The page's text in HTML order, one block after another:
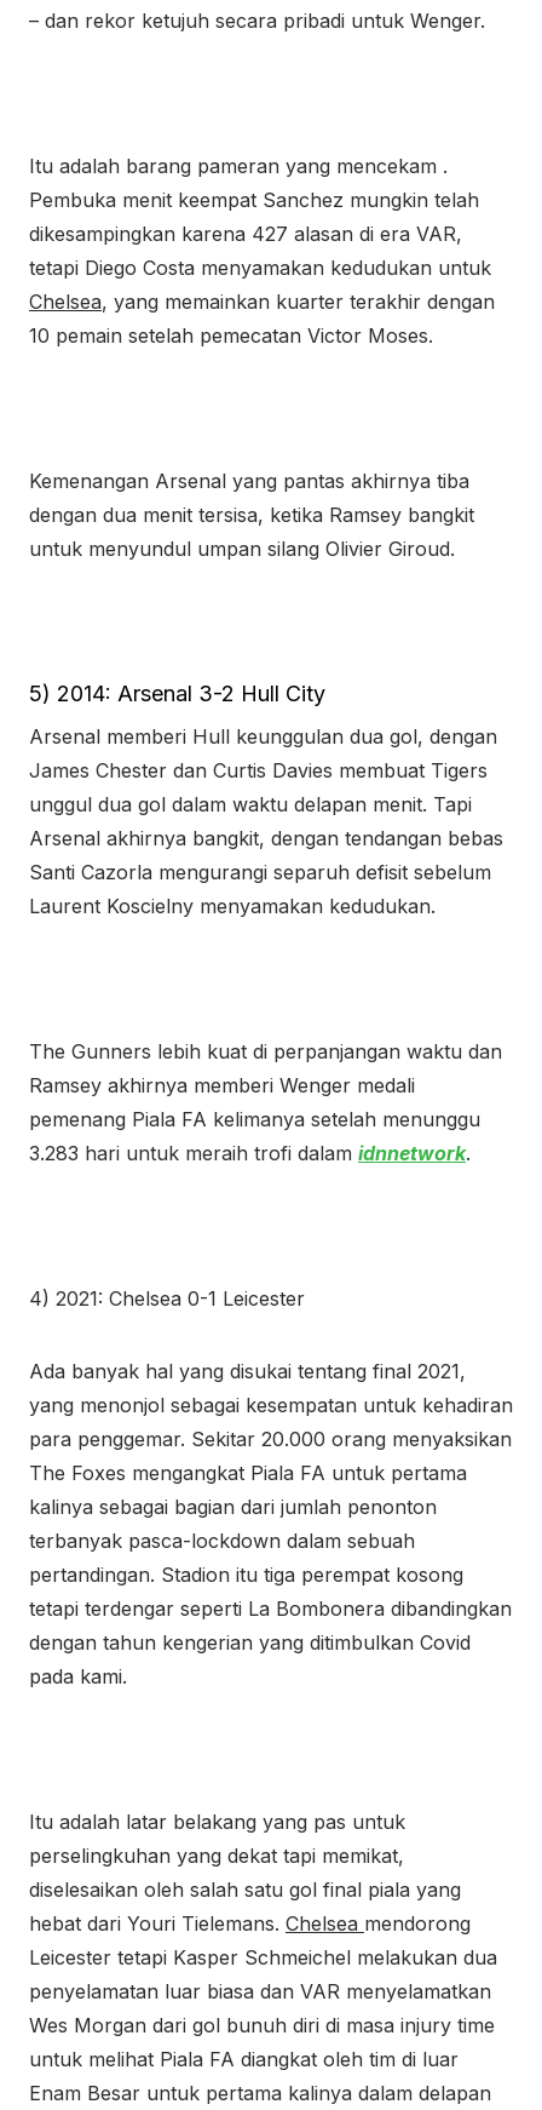
– dan rekor ketujuh secara pribadi untuk Wenger.
Itu adalah barang pameran yang mencekam .
Pembuka menit keempat Sanchez mungkin telah
dikesampingkan karena 427 alasan di era VAR,
tetapi Diego Costa menyamakan kedudukan untuk
Chelsea, yang memainkan kuarter terakhir dengan
10 pemain setelah pemecatan Victor Moses.
Kemenangan Arsenal yang pantas akhirnya tiba
dengan dua menit tersisa, ketika Ramsey bangkit
untuk menyundul umpan silang Olivier Giroud.
5) 2014: Arsenal 3-2 Hull City
Arsenal memberi Hull keunggulan dua gol, dengan
James Chester dan Curtis Davies membuat Tigers
unggul dua gol dalam waktu delapan menit. Tapi
Arsenal akhirnya bangkit, dengan tendangan bebas
Santi Cazorla mengurangi separuh defisit sebelum
Laurent Koscielny menyamakan kedudukan.
The Gunners lebih kuat di perpanjangan waktu dan
Ramsey akhirnya memberi Wenger medali
pemenang Piala FA kelimanya setelah menunggu
3.283 hari untuk meraih trofi dalam idnnetwork.
4) 2021: Chelsea 0-1 Leicester
Ada banyak hal yang disukai tentang final 2021,
yang menonjol sebagai kesempatan untuk kehadiran
para penggemar. Sekitar 20.000 orang menyaksikan
The Foxes mengangkat Piala FA untuk pertama
kalinya sebagai bagian dari jumlah penonton
terbanyak pasca-lockdown dalam sebuah
pertandingan. Stadion itu tiga perempat kosong
tetapi terdengar seperti La Bombonera dibandingkan
dengan tahun kengerian yang ditimbulkan Covid
pada kami.
Itu adalah latar belakang yang pas untuk
perselingkuhan yang dekat tapi memikat,
diselesaikan oleh salah satu gol final piala yang
hebat dari Youri Tielemans. Chelsea mendorong
Leicester tetapi Kasper Schmeichel melakukan dua
penyelamatan luar biasa dan VAR menyelamatkan
Wes Morgan dari gol bunuh diri di masa injury time
untuk melihat Piala FA diangkat oleh tim di luar
Enam Besar untuk pertama kalinya dalam delapan